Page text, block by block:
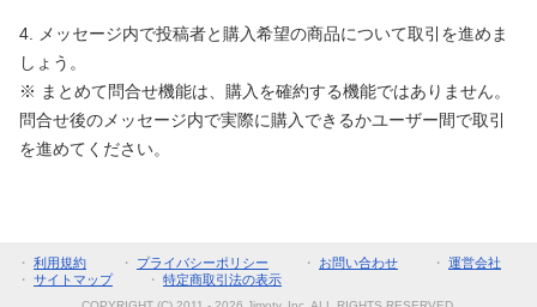
4. メッセージ内で投稿者と購入希望の商品について取引を進めま
しょう。
※ まとめて問合せ機能は、購入を確約する機能ではありません。
問合せ後のメッセージ内で実際に購入できるかユーザー間で取引
を進めてください。
・ 利用規約 ・ プライバシーポリシー ・ お問い合わせ ・ 運営会社
・ サイトマップ ・ 特定商取引法の表示